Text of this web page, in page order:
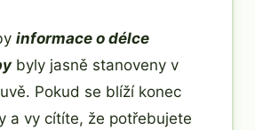
informace o délce
byly jasně stanoveny v
Pokud se blíží konec
a vy cítíte, že potřebujete